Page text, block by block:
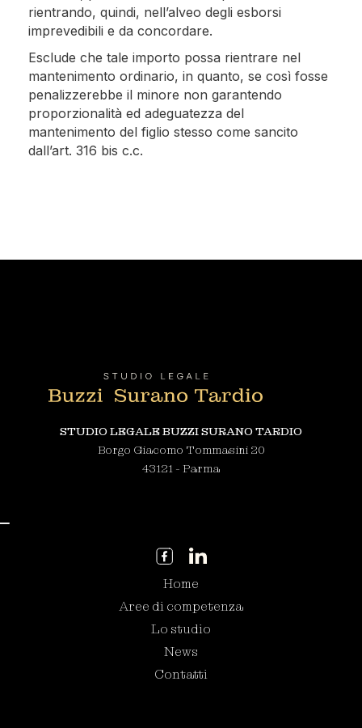
rientrando, quindi, nell’alveo degli esborsi
imprevedibili e da concordare.
Esclude che tale importo possa rientrare nel
mantenimento ordinario, in quanto, se così fosse
penalizzerebbe il minore non garantendo
proporzionalità ed adeguatezza del
mantenimento del figlio stesso come sancito
dall’art. 316 bis c.c.
STUDIO LEGALE BUZZI SURANO TARDIO
Borgo Giacomo Tommasini 20
43121 - Parma
Home
Aree di competenza
Lo studio
News
Contatti